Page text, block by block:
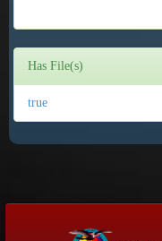
Has File(s)
true